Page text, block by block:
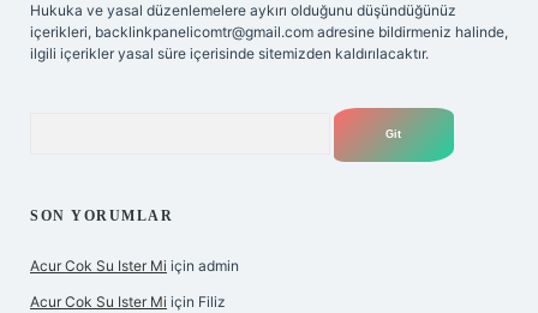
Hukuka ve yasal düzenlemelere aykırı olduğunu düşündüğünüz
içerikleri, backlinkpanelicomtr@gmail.com adresine bildirmeniz halinde,
ilgili içerikler yasal süre içerisinde sitemizden kaldırılacaktır.
SON YORUMLAR
Acur Cok Su Ister Mi için admin
Acur Cok Su Ister Mi için Filiz